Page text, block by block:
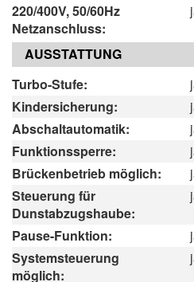
220/400V, 50/60Hz
Netzanschluss:
AUSSTATTUNG
Turbo-Stufe:
Kindersicherung:
Abschaltautomatik:
Funktionssperre:
Brückenbetrieb möglich:
Steuerung für
Dunstabzugshaube:
Pause-Funktion:
Systemsteuerung
möglich: